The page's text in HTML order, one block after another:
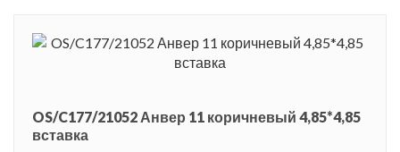
OS/C177/21052 Анвер 11 коричневый 4,85*4,85
вставка